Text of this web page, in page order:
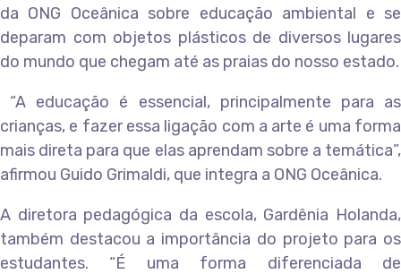
da ONG Oceânica sobre educação ambiental e se
deparam com objetos plásticos de diversos lugares
do mundo que chegam até as praias do nosso estado.
“A educação é essencial, principalmente para as
crianças, e fazer essa ligação com a arte é uma forma
mais direta para que elas aprendam sobre a temática”,
afirmou Guido Grimaldi, que integra a ONG Oceânica.
A diretora pedagógica da escola, Gardênia Holanda,
também destacou a importância do projeto para os
estudantes. “É uma forma diferenciada de